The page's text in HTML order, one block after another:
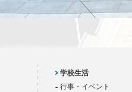
学校生活
行事・イベント